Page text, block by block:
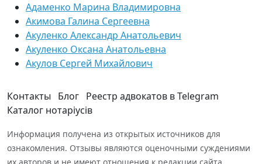
Адаменко Марина Владимировна
Акимова Галина Сергеевна
Акуленко Александр Анатольевич
Акуленко Оксана Анатольевна
Акулов Сергей Михайлович
Контакты Блог Реестр адвокатов в Telegram
Каталог нотаріусів
Информация получена из открытых источников для
ознакомления. Отзывы являются оценочными суждениями